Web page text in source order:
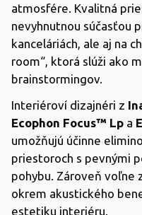
atmosfére. Kvalitná
nevyhnutnou súčasťou
kanceláriách, ale aj na
room“, ktorá slúži ako
brainstormingov.
Interiéroví dizajnéri z
Ecophon Focus™ Lp a
umožňujú účinne
priestoroch s pevnými
pohybu. Zároveň voľne
okrem akustického
estetiku interiéru.